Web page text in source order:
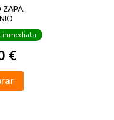
ZAPA,
€